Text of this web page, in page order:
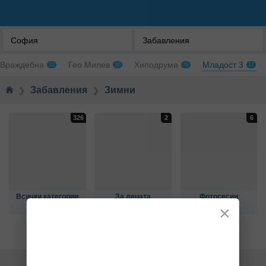
София Забавления
Враждебна 22 Гео Милев 20 Хиподрума 20 Младост 3 17
❯ Забавления ❯ Зимни
Всички категории За децата Фотосесии
×